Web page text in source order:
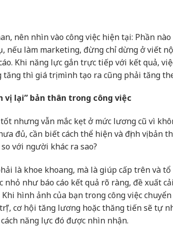
nên nhìn vào công việc hiện tại: Phần
nếu làm marketing, đừng chỉ dừng ở viết
Khi năng lực gắn trực tiếp với kết quả,
thì giá trị mình tạo ra cũng phải tăng
vị lại” bản thân trong công việc
nhưng vẫn mắc kẹt ở mức lương cũ vì
đủ, cần biết cách thể hiện và định vị
với người khác ra sao?
là khoe khoang, mà là giúp cấp trên và
nhỏ như báo cáo kết quả rõ ràng, đề xuất
hình ảnh của bạn trong công việc
cơ hội tăng lương hoặc thăng tiến sẽ tự
năng lực đó được nhìn nhận.